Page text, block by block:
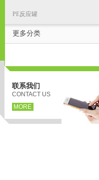
PE反应罐
更多分类
联系我们
CONTACT US
MORE